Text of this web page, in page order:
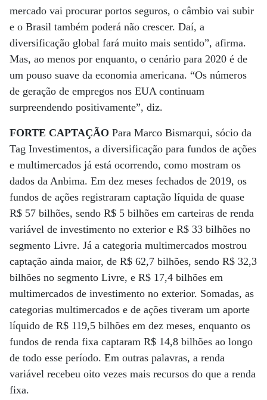
mercado vai procurar portos seguros, o câmbio vai subir
e o Brasil também poderá não crescer. Daí, a
diversificação global fará muito mais sentido”, afirma.
Mas, ao menos por enquanto, o cenário para 2020 é de
um pouso suave da economia americana. “Os números
de geração de empregos nos EUA continuam
surpreendendo positivamente”, diz.
FORTE CAPTAÇÃO Para Marco Bismarqui, sócio da
Tag Investimentos, a diversificação para fundos de ações
e multimercados já está ocorrendo, como mostram os
dados da Anbima. Em dez meses fechados de 2019, os
fundos de ações registraram captação líquida de quase
R$ 57 bilhões, sendo R$ 5 bilhões em carteiras de renda
variável de investimento no exterior e R$ 33 bilhões no
segmento Livre. Já a categoria multimercados mostrou
captação ainda maior, de R$ 62,7 bilhões, sendo R$ 32,3
bilhões no segmento Livre, e R$ 17,4 bilhões em
multimercados de investimento no exterior. Somadas, as
categorias multimercados e de ações tiveram um aporte
líquido de R$ 119,5 bilhões em dez meses, enquanto os
fundos de renda fixa captaram R$ 14,8 bilhões ao longo
de todo esse período. Em outras palavras, a renda
variável recebeu oito vezes mais recursos do que a renda
fixa.